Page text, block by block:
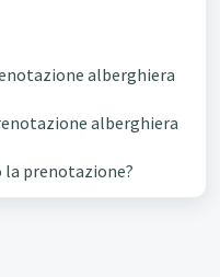
alberghiera
alberghiera
la prenotazione?